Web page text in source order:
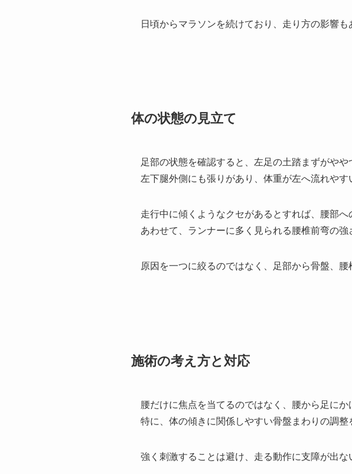
日頃からマラソンを続けており、走り方の影響
体の状態の見立て
足部の状態を確認すると、左足の土踏まずがやや
左下腿外側にも張りがあり、体重が左へ流れやす
走行中に傾くようなクセがあるとすれば、腰部へ
あわせて、ランナーに多く見られる腰椎前弯の
原因を一つに絞るのではなく、足部から骨盤、
施術の考え方と対応
腰だけに焦点を当てるのではなく、腰から足に
特に、体の傾きに関係しやすい骨盤まわりの調整
強く刺激することは避け、走る動作に支障が出